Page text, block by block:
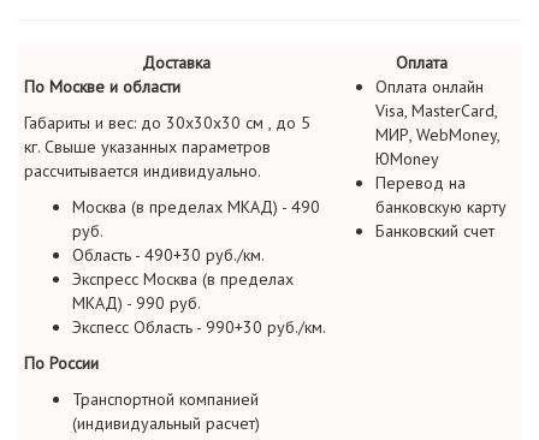
Доставка
Оплата
По Москве и области
Габариты и вес: до 30х30х30 см , до 5
кг. Свыше указанных параметров
рассчитывается индивидуально.
Москва (в пределах МКАД) - 490
руб.
Область - 490+30 руб./км.
Экспресс Москва (в пределах
МКАД) - 990 руб.
Экспесс Область - 990+30 руб./км.
По России
Транспортной компанией
(индивидуальный расчет)
Оплата онлайн
Visa, MasterCard,
МИР, WebMoney,
ЮMoney
Перевод на
банковскую карту
Банковский счет